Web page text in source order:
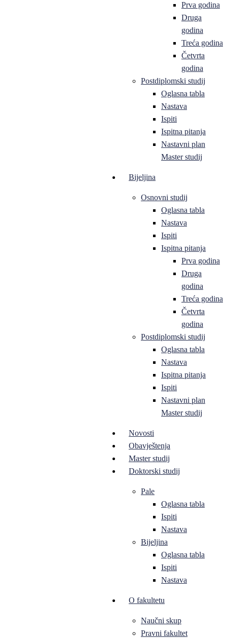
Prva godina
Druga
godina
Treća godina
Četvrta
godina
Postdiplomski studij
Oglasna tabla
Nastava
Ispiti
Ispitna pitanja
Nastavni plan
Master studij
Bijeljina
Osnovni studij
Oglasna tabla
Nastava
Ispiti
Ispitna pitanja
Prva godina
Druga
godina
Treća godina
Četvrta
godina
Postdiplomski studij
Oglasna tabla
Nastava
Ispitna pitanja
Ispiti
Nastavni plan
Master studij
Novosti
Obavještenja
Master studij
Doktorski studij
Pale
Oglasna tabla
Ispiti
Nastava
Bijeljina
Oglasna tabla
Ispiti
Nastava
O fakultetu
Naučni skup
Pravni fakultet